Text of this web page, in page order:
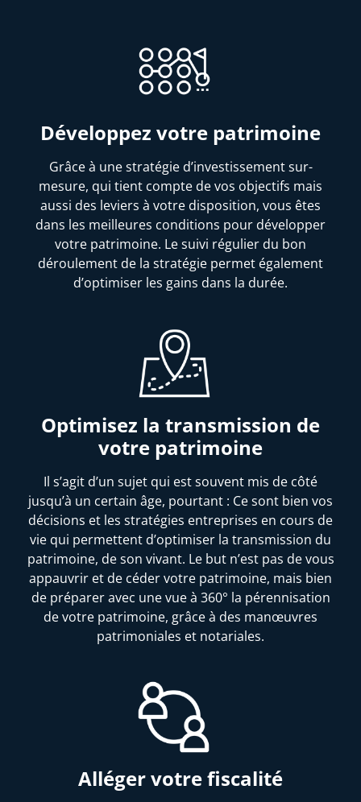
Développez votre patrimoine
Grâce à une stratégie d’investissement sur-
mesure, qui tient compte de vos objectifs mais
aussi des leviers à votre disposition, vous êtes
dans les meilleures conditions pour développer
votre patrimoine. Le suivi régulier du bon
déroulement de la stratégie permet également
d’optimiser les gains dans la durée.
Optimisez la transmission de
votre patrimoine
Il s’agit d’un sujet qui est souvent mis de côté
jusqu’à un certain âge, pourtant : Ce sont bien vos
décisions et les stratégies entreprises en cours de
vie qui permettent d’optimiser la transmission du
patrimoine, de son vivant. Le but n’est pas de vous
appauvrir et de céder votre patrimoine, mais bien
de préparer avec une vue à 360° la pérennisation
de votre patrimoine, grâce à des manœuvres
patrimoniales et notariales.
Alléger votre fiscalité